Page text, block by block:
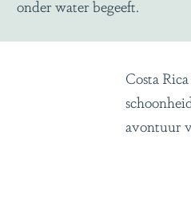
onder water begeeft.
Costa
avontuur